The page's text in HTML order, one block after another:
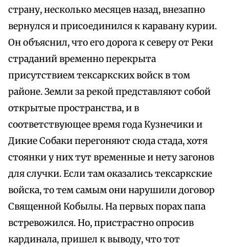
страну, несколько месяцев назад, внезапно
вернулся и присоединился к каравану курии.
Он объяснил, что его дорога к северу от Реки
страданий временно перекрыта
присутствием тексаркских войск в том
районе. Земли за рекой представляют собой
открытые пространства, и в
соответствующее время года Кузнечики и
Дикие Собаки перегоняют сюда стада, хотя
стоянки у них тут временные и нету загонов
для случки. Если там оказались тексаркские
войска, то тем самым они нарушили договор
Священной Кобылы. На первых порах папа
встревожился. Но, пристрастно опросив
кардинала, пришел к выводу, что тот